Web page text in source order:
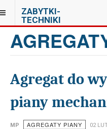
ZABYTKI-
TECHNIKI
JESTEŚ TUTAJ:
Agregat do
piany
MP AGREGATY PIANY 02